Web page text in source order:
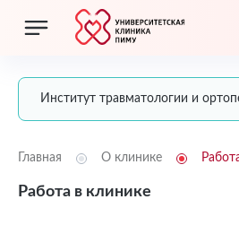
Институт травматологии и
Главная О клинике
Работа в клинике